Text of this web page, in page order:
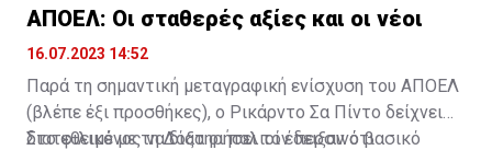
ΑΠΟΕΛ: Οι σταθερές αξίες και οι νέοι
16.07.2023 14:52
Παρά τη σημαντική μεταγραφική ενίσχυση του ΑΠΟΕΛ
(βλέπε έξι προσθήκες), ο Ρικάρντο Σα Πίντο δείχνει
διατεθειμένος να διατηρήσει τον περσινό βασικό
Στο φιλικό με τη Δόξα οι παλιοί έδειξαν ότι